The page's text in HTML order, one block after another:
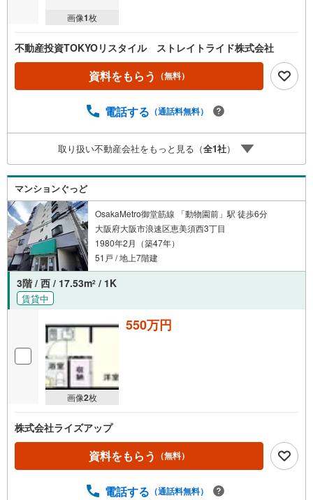
画像1枚
不動産投資TOKYOリスタイル ストレイトライド株式会社
資料をもらう （無料）
電話する （通話料無料）
取り扱い不動産会社をもっと見る（全1社）
マンションぐっど
OsakaMetro御堂筋線 「動物園前」駅 徒歩6分
大阪府大阪市浪速区恵美須西3丁目
1980年2月（築47年）
51戸 / 地上7階建
3階 / 西 / 17.53m2 / 1K
賃貸中
画像2枚
550万円
株式会社ライズアップ
資料をもらう （無料）
電話する （通話料無料）